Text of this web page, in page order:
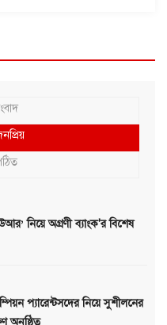
নিয়ে অগ্রণী ব্যাংক'র বিশেষ
প্যারেন্টসদের নিয়ে সুশীলনের
অনুষ্ঠিত